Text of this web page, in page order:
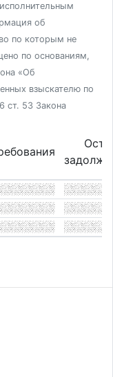
об
по которым не
по основаниям,
«Об
взыскателю по
ст. 53 Закона